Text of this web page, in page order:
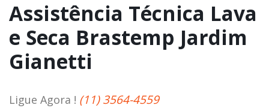
Assistência Técnica Lava
e Seca Brastemp Jardim
Gianetti
Ligue Agora ! (11) 3564-4559